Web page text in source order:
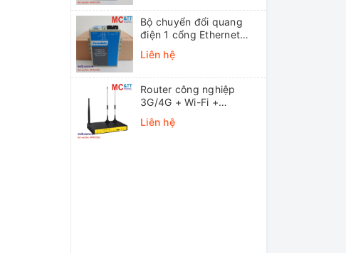
mode, SC, 20KM)
Bộ chuyển đổi quang
điện 1 cổng Ethernet
3onedata MODEL1100-
S-SC-20KM (Dual fiber,
Liên hệ
Router công nghiệp
3G/4G + Wi-Fi +
APN/VPN Four-Faith
F3436
Liên hệ